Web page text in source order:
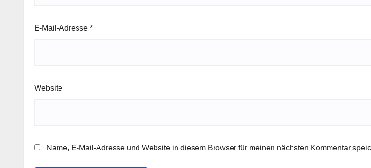
E-Mail-Adresse *
Website
Name, E-Mail-Adresse und Website in diesem Browser für meinen nächsten Kommentar